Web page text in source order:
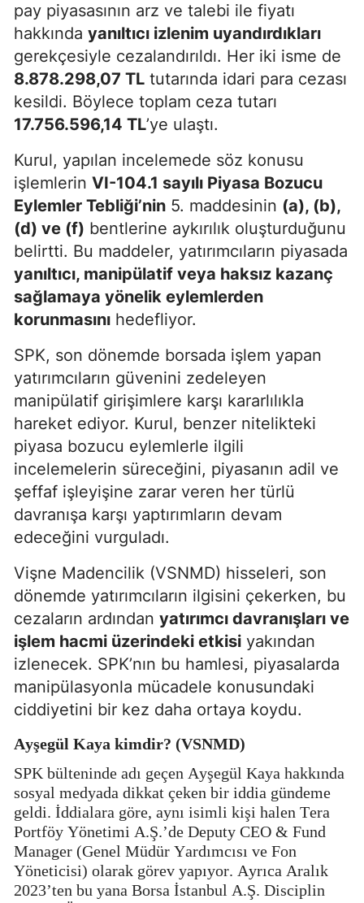
pay piyasasının arz ve talebi ile fiyatı
hakkında yanıltıcı izlenim uyandırdıkları
gerekçesiyle cezalandırıldı. Her iki isme de
8.878.298,07 TL tutarında idari para cezası
kesildi. Böylece toplam ceza tutarı
17.756.596,14 TL’ye ulaştı.
Kurul, yapılan incelemede söz konusu
işlemlerin VI-104.1 sayılı Piyasa Bozucu
Eylemler Tebliği’nin 5. maddesinin (a), (b),
(d) ve (f) bentlerine aykırılık oluşturduğunu
belirtti. Bu maddeler, yatırımcıların piyasada
yanıltıcı, manipülatif veya haksız kazanç
sağlamaya yönelik eylemlerden
korunmasını hedefliyor.
SPK, son dönemde borsada işlem yapan
yatırımcıların güvenini zedeleyen
manipülatif girişimlere karşı kararlılıkla
hareket ediyor. Kurul, benzer nitelikteki
piyasa bozucu eylemlerle ilgili
incelemelerin süreceğini, piyasanın adil ve
şeffaf işleyişine zarar veren her türlü
davranışa karşı yaptırımların devam
edeceğini vurguladı.
Vişne Madencilik (VSNMD) hisseleri, son
dönemde yatırımcıların ilgisini çekerken, bu
cezaların ardından yatırımcı davranışları ve
işlem hacmi üzerindeki etkisi yakından
izlenecek. SPK’nın bu hamlesi, piyasalarda
manipülasyonla mücadele konusundaki
ciddiyetini bir kez daha ortaya koydu.
Ayşegül Kaya kimdir? (VSNMD)
SPK bülteninde adı geçen Ayşegül Kaya hakkında
sosyal medyada dikkat çeken bir iddia gündeme
geldi. İddialara göre, aynı isimli kişi halen Tera
Portföy Yönetimi A.Ş.’de Deputy CEO & Fund
Manager (Genel Müdür Yardımcısı ve Fon
Yöneticisi) olarak görev yapıyor. Ayrıca Aralık
2023’ten bu yana Borsa İstanbul A.Ş. Disciplin